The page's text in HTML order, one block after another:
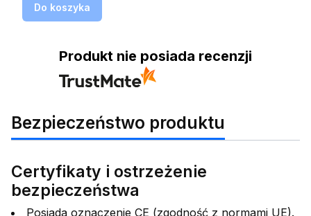
Do koszyka
Produkt nie posiada recenzji
Bezpieczeństwo produktu
Certyfikaty i ostrzeżenie
bezpieczeństwa
Posiada oznaczenie CE (zgodność z normami UE).